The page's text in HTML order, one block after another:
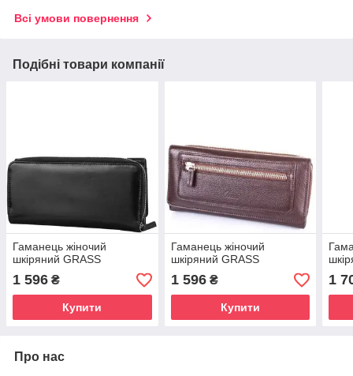
Всі умови повернення
Подібні товари компанії
Гаманець жіночий
шкіряний GRASS
1 596 ₴
Купити
Гаманець жіночий
шкіряний GRASS
1 596₴
Купити
1
Про нас